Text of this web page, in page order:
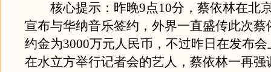
核心提示：昨晚9点10分，蔡依林在北
宣布与华纳音乐签约，外界一直盛传此次蔡
约金为3000万元人民币，不过昨日在发布
在水立方举行记者会的艺人，蔡依林一再强